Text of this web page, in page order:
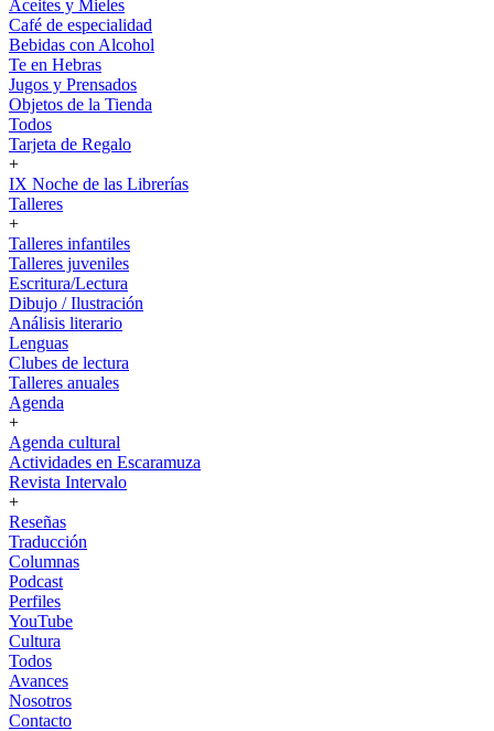
Aceites y Mieles
Café de especialidad
Bebidas con Alcohol
Te en Hebras
Jugos y Prensados
Objetos de la Tienda
Todos
Tarjeta de Regalo
+
IX Noche de las Librerías
Talleres
+
Talleres infantiles
Talleres juveniles
Escritura/Lectura
Dibujo / Ilustración
Análisis literario
Lenguas
Clubes de lectura
Talleres anuales
Agenda
+
Agenda cultural
Actividades en Escaramuza
Revista Intervalo
+
Reseñas
Traducción
Columnas
Podcast
Perfiles
YouTube
Cultura
Todos
Avances
Nosotros
Contacto